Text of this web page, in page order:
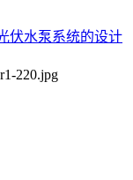
伏水泵系统的设计